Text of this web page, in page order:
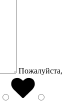
Пожалуйста,